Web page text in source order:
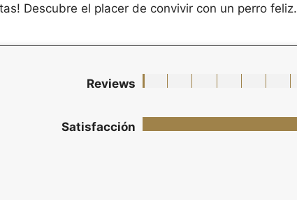
Descubre el placer de convivir con un perro feliz.
Reviews
Satisfacción